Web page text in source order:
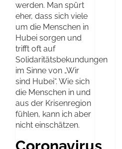
werden. Man spürt
eher, dass sich viele
um die Menschen in
Hubei sorgen und
trifft oft auf
Solidaritätsbekundungen
im Sinne von „Wir
sind Hubei“. Wie sich
die Menschen in und
aus der Krisenregion
fühlen, kann ich aber
nicht einschätzen.